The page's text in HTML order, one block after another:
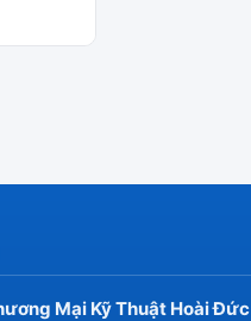
Mại Kỹ Thuật Hoài Đức